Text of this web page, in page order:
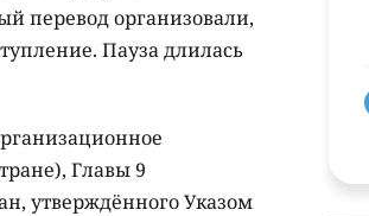
перевод организовали,
Пауза длилась
Главы 9
утверждённого Указом